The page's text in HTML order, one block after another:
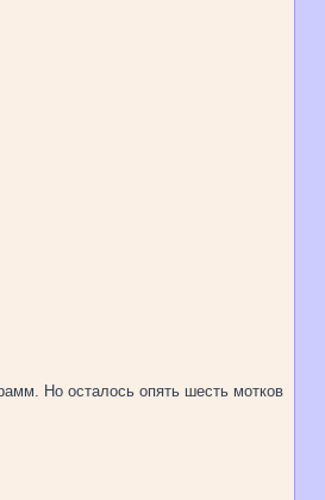
Но осталось опять шесть мотков